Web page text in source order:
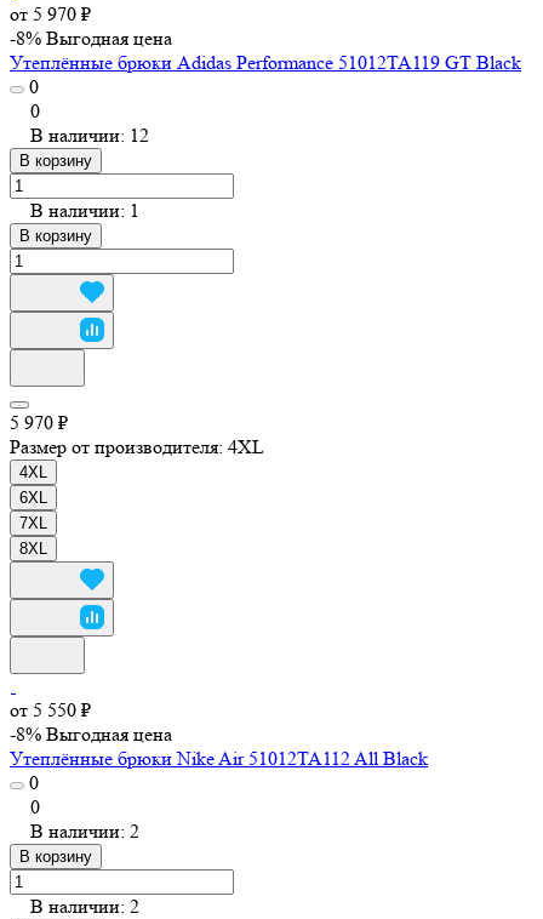
от 5 970 ₽
-8% Выгодная цена
Утеплённые брюки Adidas Performance 51012TA119 GT Black
0
0
В наличии: 12
В корзину
В наличии: 1
В корзину
5 970 ₽
Размер от производителя: 4XL
4XL
6XL
7XL
8XL
от 5 550 ₽
-8% Выгодная цена
Утеплённые брюки Nike Air 51012TA112 All Black
0
0
В наличии: 2
В корзину
В наличии: 2